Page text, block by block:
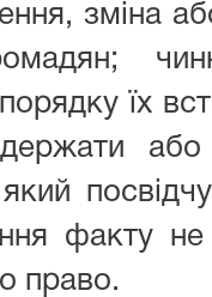
зміна
їх
або
факту
право.